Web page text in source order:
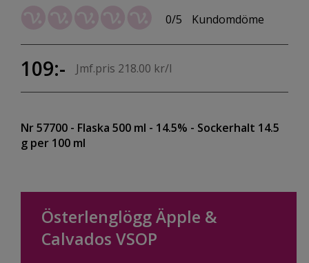
0/5 Kundomdöme
109:- Jmf.pris 218.00 kr/l
Nr 57700 - Flaska 500 ml - 14.5% - Sockerhalt 14.5
g per 100 ml
Österlenglögg Äpple &
Calvados VSOP